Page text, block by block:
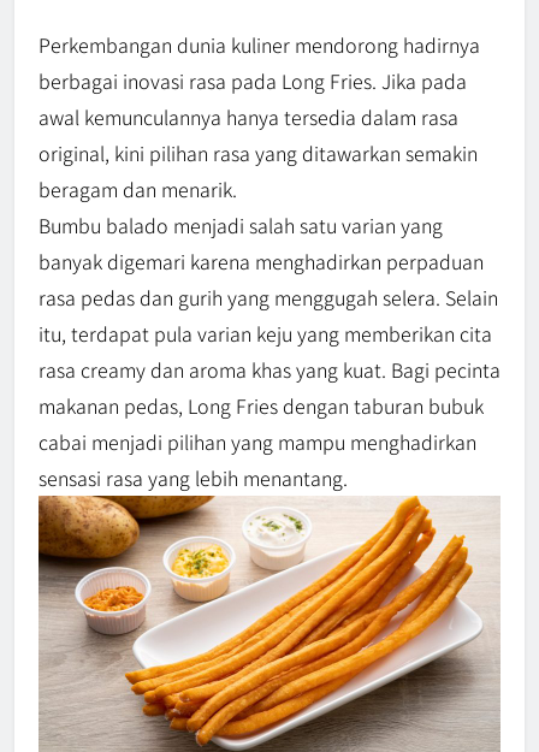
Perkembangan dunia kuliner mendorong hadirnya
berbagai inovasi rasa pada Long Fries. Jika pada
awal kemunculannya hanya tersedia dalam rasa
original, kini pilihan rasa yang ditawarkan semakin
beragam dan menarik.
Bumbu balado menjadi salah satu varian yang
banyak digemari karena menghadirkan perpaduan
rasa pedas dan gurih yang menggugah selera. Selain
itu, terdapat pula varian keju yang memberikan cita
rasa creamy dan aroma khas yang kuat. Bagi pecinta
makanan pedas, Long Fries dengan taburan bubuk
cabai menjadi pilihan yang mampu menghadirkan
sensasi rasa yang lebih menantang.